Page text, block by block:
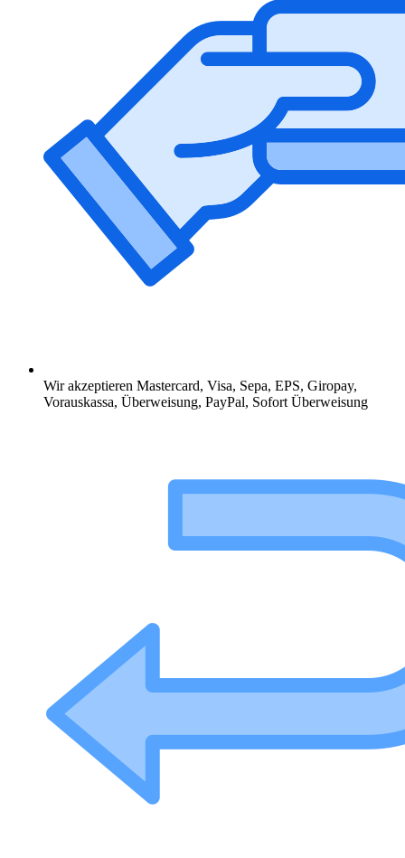
Wir akzeptieren Mastercard, Visa, Sepa, EPS, Giropay,
Vorauskassa, Überweisung, PayPal, Sofort Überweisung